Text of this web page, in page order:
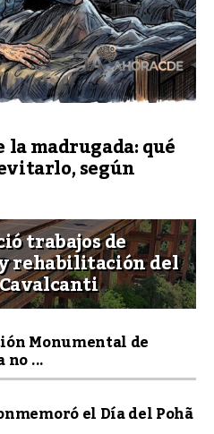
la madrugada: qué
según
trabajos de
rehabilitación del
Monumental de
no ...
el Día del Pohã